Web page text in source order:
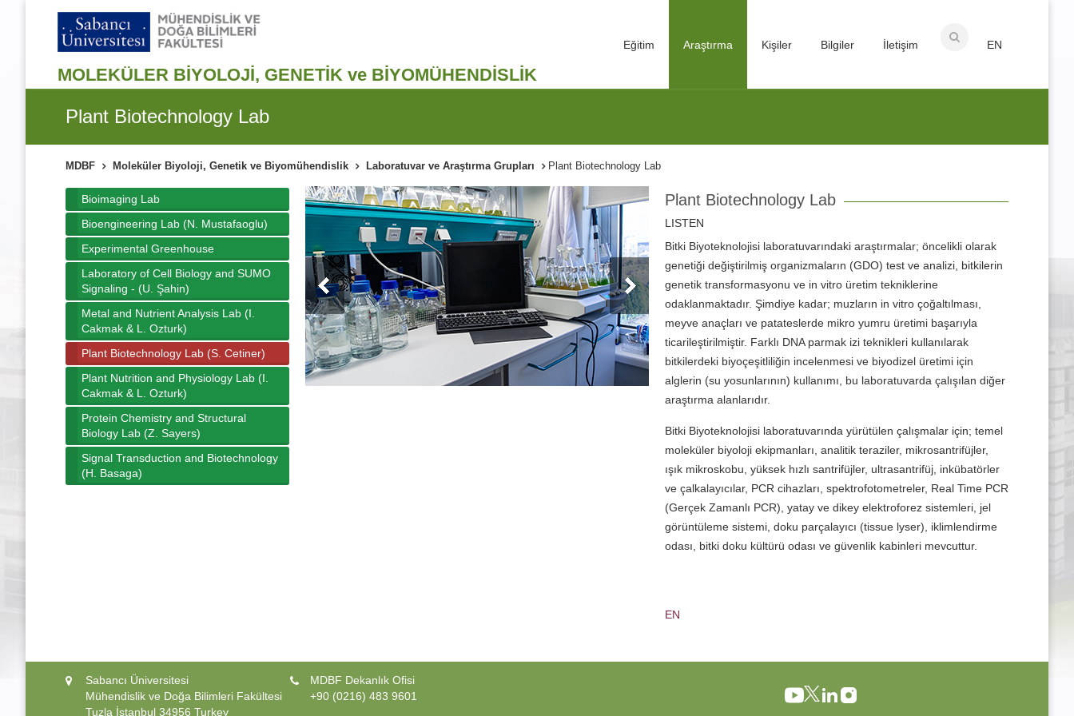
EN
Eğitim Araştırma Kişiler Bilgiler İletişim
MOLEKÜLER BİYOLOJİ, GENETİK ve BİYOMÜHENDİSLİK
Plant Biotechnology Lab
MDBF Moleküler Biyoloji, Genetik ve Biyomühendislik Laboratuvar ve Araştırma Grupları Plant Biotechnology Lab
Bioimaging Lab
Bioengineering Lab (N. Mustafaoglu)
Experimental Greenhouse
Laboratory of Cell Biology and SUMO
Signaling - (U. Şahin)
Metal and Nutrient Analysis Lab (I.
Cakmak & L. Ozturk)
Plant Biotechnology Lab (S. Cetiner)
Plant Nutrition and Physiology Lab (I.
Cakmak & L. Ozturk)
Protein Chemistry and Structural
Biology Lab (Z. Sayers)
Signal Transduction and Biotechnology
(H. Basaga)
Plant Biotechnology Lab
LISTEN
Bitki Biyoteknolojisi laboratuvarındaki araştırmalar; öncelikli olarak
genetiği değiştirilmiş organizmaların (GDO) test ve analizi, bitkilerin
genetik transformasyonu ve in vitro üretim tekniklerine
odaklanmaktadır. Şimdiye kadar; muzların in vitro çoğaltılması,
meyve anaçları ve patateslerde mikro yumru üretimi başarıyla
ticarileştirilmiştir. Farklı DNA parmak izi teknikleri kullanılarak
bitkilerdeki biyoçeşitliliğin incelenmesi ve biyodizel üretimi için
alglerin (su yosunlarının) kullanımı, bu laboratuvarda çalışılan diğer
araştırma alanlarıdır.
Bitki Biyoteknolojisi laboratuvarında yürütülen çalışmalar için; temel
moleküler biyoloji ekipmanları, analitik teraziler, mikrosantrifüjler,
ışık mikroskobu, yüksek hızlı santrifüjler, ultrasantrifüj, inkübatörler
ve çalkalayıcılar, PCR cihazları, spektrofotometreler, Real Time PCR
(Gerçek Zamanlı PCR), yatay ve dikey elektroforez sistemleri, jel
görüntüleme sistemi, doku parçalayıcı (tissue lyser), iklimlendirme
odası, bitki doku kültürü odası ve güvenlik kabinleri mevcuttur.
EN
Sabancı Üniversitesi
Mühendislik ve Doğa Bilimleri Fakültesi
Tuzla İstanbul 34956 Turkey
MDBF Dekanlık Ofisi
+90 (0216) 483 9601